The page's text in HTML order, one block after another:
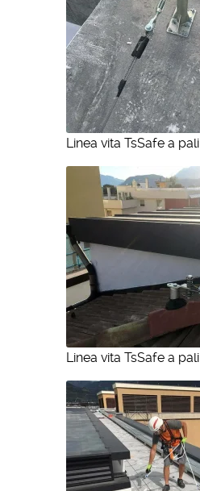
Linea vita TsSafe a pali
Linea vita TsSafe a pali